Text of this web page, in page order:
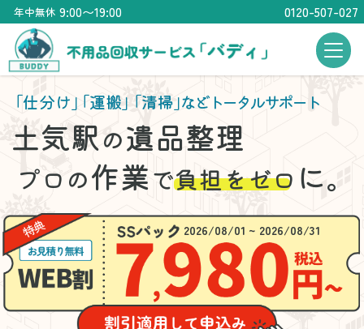
年中無休 9:00〜19:00 0120-507-027
「仕分け」「運搬」「清掃」などトータルサポート
土気駅の遺品整理
プロの作業で負担をゼロ に。
2026/08/01 ~ 2026/08/31